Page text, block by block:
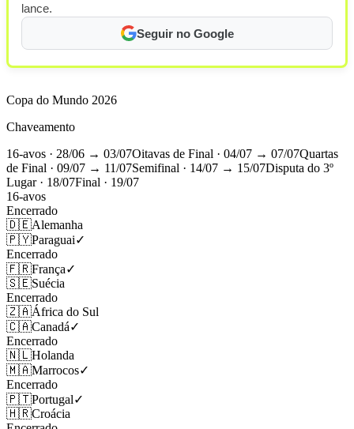
lance.
Seguir no Google
Copa do Mundo 2026
Chaveamento
16-avos · 28/06 → 03/07Oitavas de Final · 04/07 → 07/07Quartas
de Final · 09/07 → 11/07Semifinal · 14/07 → 15/07Disputa do 3º
Lugar· 18/07Final · 19/07
16-avos
Encerrado
🇩🇪Alemanha
🇵🇾Paraguai✓
Encerrado
🇫🇷França✓
🇸🇪Suécia
Encerrado
🇿🇦África do Sul
🇨🇦Canadá✓
Encerrado
🇳🇱Holanda
🇲🇦Marrocos✓
Encerrado
🇵🇹Portugal✓
🇭🇷Croácia